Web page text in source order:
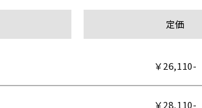
定価
￥26,110-
￥28,110-